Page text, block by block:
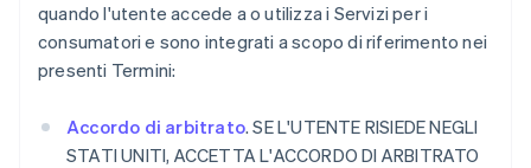
quando l'utente accede a o utilizza i Servizi per i
consumatori e sono integrati a scopo di riferimento nei
presenti Termini:
Accordo di arbitrato. SE L'UTENTE RISIEDE NEGLI
STATI UNITI, ACCETTA L'ACCORDO DI ARBITRATO